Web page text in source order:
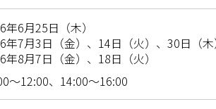
年6月25日（木）
年7月3日（金）、14日（火）、30日（木
年8月7日（金）、18日（火）
～12:00、14:00～16:00